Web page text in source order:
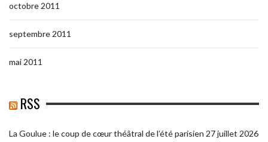
octobre 2011
septembre 2011
mai 2011
RSS
La Goulue : le coup de cœur théâtral de l’été parisien 27 juillet 2026